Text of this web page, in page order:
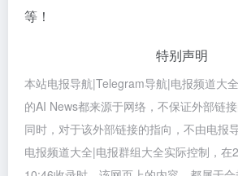
等！
特别声明
本站电报导航|Telegram导航|电报频道大
的AI News都来源于网络，不保证外部链
同时，对于该外部链接的指向，不由电报
电报频道大全|电报群组大全实际控制，